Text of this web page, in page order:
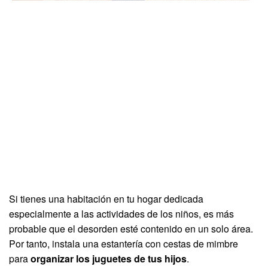
Si tienes una habitación en tu hogar dedicada
especialmente a las actividades de los niños, es más
probable que el desorden esté contenido en un solo área.
Por tanto, instala una estantería con cestas de mimbre
paraorganizar los juguetes de tus hijos.